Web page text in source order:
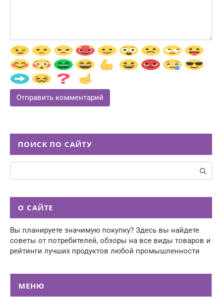
ПОИСК ПО САЙТУ
О САЙТЕ
Вы планируете значимую покупку? Здесь вы найдете
советы от потребителей, обзоры на все виды товаров и
рейтинги лучших продуктов любой промышленности
МЕНЮ